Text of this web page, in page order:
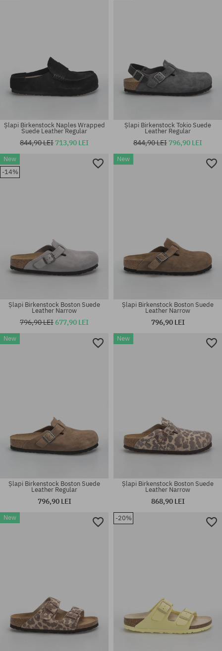
Mărimi existente:
40.5; 42; 44.5; 47
Mărimi existente:
Mărimi existente:
Șlapi Birkenstock Naples Wrapped
Suede Leather Regular
844,90 LEI 713,90 LEI
Mărimi existente:
Șlapi Birkenstock Tokio Suede
Leather Regular
844,90 LEI 796,90 LEI
New
-14%
Mărimi existente:
Șlapi Birkenstock Boston Suede
Leather Narrow
796,90 LEI677,90 LEI
New
Mărimi existente:
Șlapi Birkenstock Boston Suede
Leather Narrow
796,90 LEI
New
Șlapi Birkenstock Boston Suede
Leather Regular
796,90 LEI
New
Șlapi Birkenstock Boston Suede
Leather Narrow
868,90 LEI
New -20%